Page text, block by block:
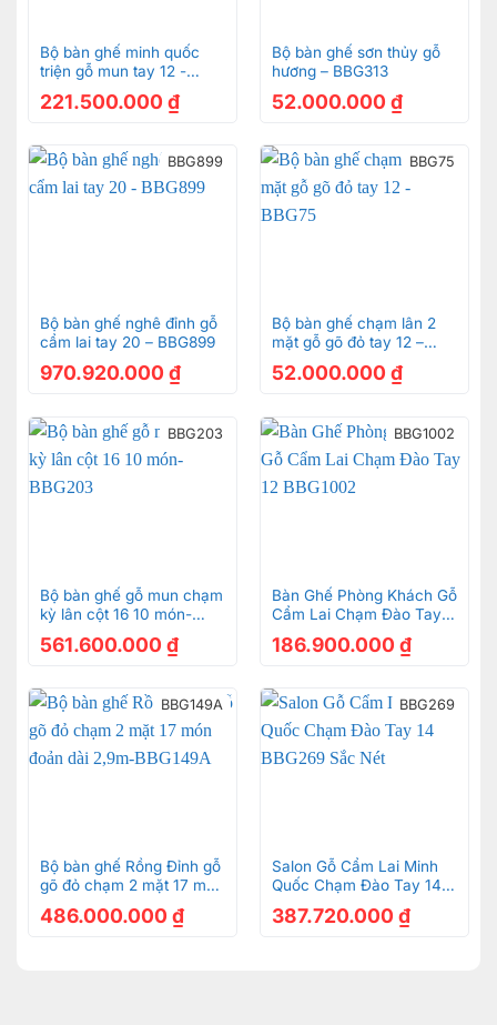
Bộ bàn ghế minh quốc
triện gỗ mun tay 12 -
221.500.000 ₫
Bộ bàn ghế sơn thủy gỗ
hương – BBG313
52.000.000 ₫
BBG899
Bộ bàn ghế nghê đỉnh gỗ
cẩm lai tay 20 – BBG899
970.920.000 ₫
BBG75
Bộ bàn ghế chạm lân 2
mặt gỗ gõ đỏ tay 12 –
BBG75
52.000.000 ₫
BBG203
Bộ bàn ghế gỗ mun chạm
kỳ lân cột 16 10 món-
561.600.000 ₫
BBG1002
Bàn Ghế Phòng Khách Gỗ
Cẩm Lai Chạm Đào Tay
186.900.000 ₫
BBG149A
Bộ bàn ghế Rồng Đỉnh gỗ
gõ đỏ chạm 2 mặt 17 món
đoản dài 2,9m-BBG149A
486.000.000 ₫
BBG269
Salon Gỗ Cẩm Lai Minh
Quốc Chạm Đào Tay 14
BBG269 Sắc Nét
387.720.000 ₫